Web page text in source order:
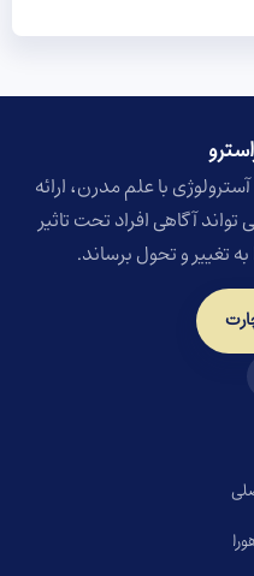
با علم مدرن، ارائه
آگاهی افراد تحت تاثیر
به تغییر و تحول برساند.